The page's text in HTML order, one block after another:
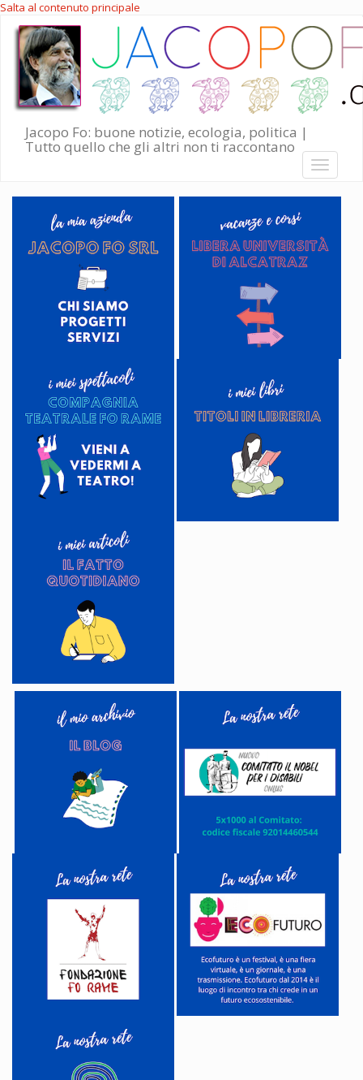
Salta al contenuto principale
Jacopo Fo: buone notizie, ecologia, politica |
Tutto quello che gli altri non ti raccontano
Toggle